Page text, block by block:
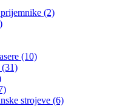
(2)
(10)
strojeve (6)